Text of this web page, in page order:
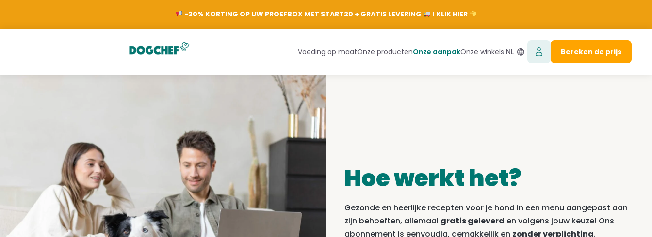
-20% KORTING OP UW PROEFBOX MET START20 + GRATIS LEVERING ! KLIK HIER
Voeding op maatOnze productenOnze aanpakOnze winkels NL Bereken de prijs
Aanmelden
Hoe werkt het?
Gezonde en heerlijke recepten voor je hond in een menu aangepast aan
zijn behoeften, allemaal gratis geleverd en volgens jouw keuze! Ons
abonnement is eenvoudig, gemakkelijk en zonder verplichting.